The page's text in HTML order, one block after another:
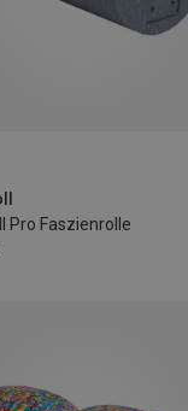
Pro Faszienrolle